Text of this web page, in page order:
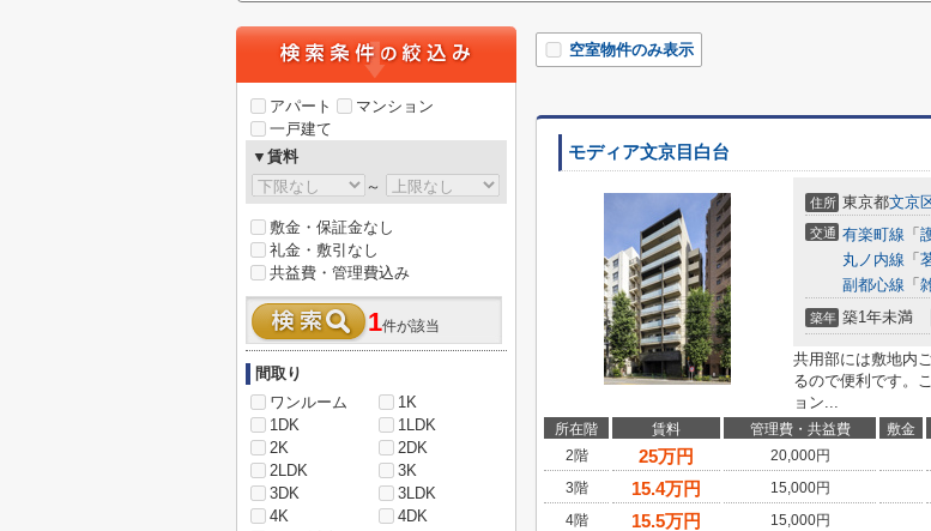
空室物件のみ表示
モディア文京目白台
住所 東京都文京
交通 有楽町線 「
丸ノ内線 「
副都心線 「
築年 築1年未満
共用部には敷地内
るので便利です。
ョン...
所在階 賃料 管理費・共益費 敷金
2階
25万円 20,000円
3階
15.4万円 15,000円
4階
15.5万円 15,000円
アパート
マンション
一戸建て
▼賃料
～
敷金・保証金なし
礼金・敷引なし
共益費・管理費込み
1件が該当
間取り
ワンルーム
1K
1DK
1LDK
2K
2DK
2LDK
3K
3DK
3LDK
4K
4DK